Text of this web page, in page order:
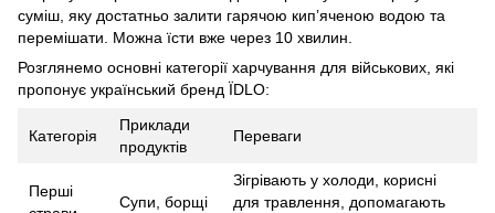
суміш, яку достатньо залити гарячою кипʼяченою водою та
перемішати. Можна їсти вже через 10 хвилин.
Розглянемо основні категорії харчування для військових, які
пропонує український бренд ЇDLO:
Категорія
Приклади
продуктів
Переваги
Перші
Супи, борщі
Зігрівають у холоди, корисні
для травлення, допомагають